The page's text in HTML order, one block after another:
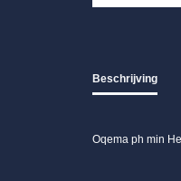
Beschrijving
Oqema ph min